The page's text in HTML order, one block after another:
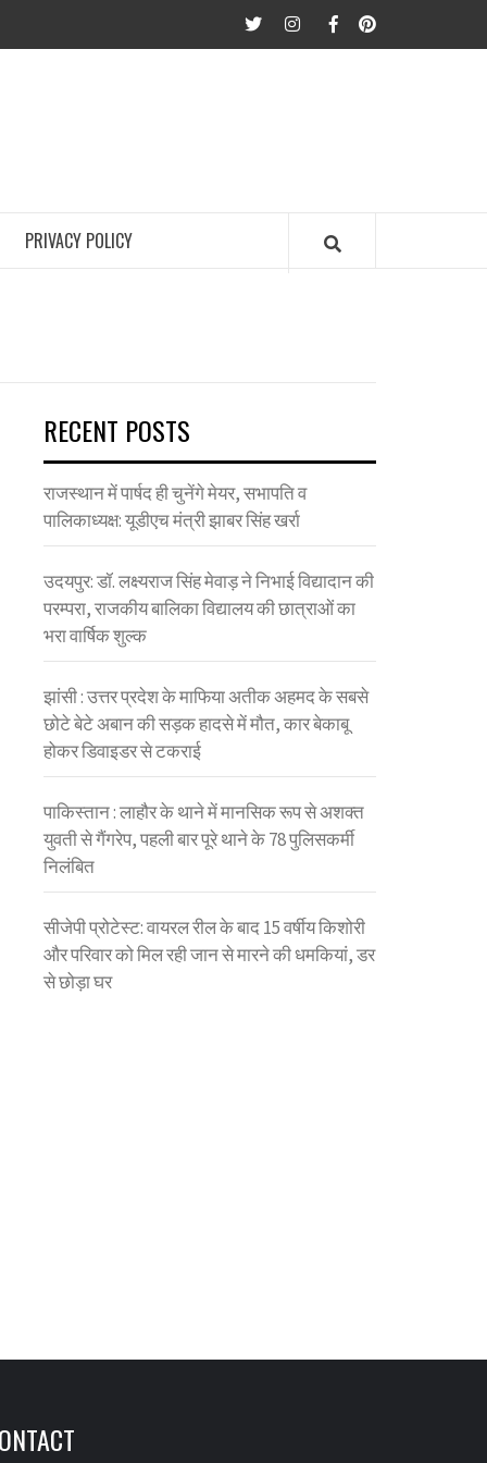
twitterInstagram
FacebookPinterest
PRIVACY POLICY
RECENT POSTS
राजस्थान में पार्षद ही चुनेंगे मेयर, सभापति व
पालिकाध्यक्ष: यूडीएच मंत्री झाबर सिंह खर्रा
उदयपुर: डॉ. लक्ष्यराज सिंह मेवाड़ ने निभाई विद्यादान की
परम्परा, राजकीय बालिका विद्यालय की छात्राओं का
भरा वार्षिक शुल्क
झांसी : उत्तर प्रदेश के माफिया अतीक अहमद के सबसे
छोटे बेटे अबान की सड़क हादसे में मौत, कार बेकाबू
होकर डिवाइडर से टकराई
पाकिस्तान : लाहौर के थाने में मानसिक रूप से अशक्त
युवती से गैंगरेप, पहली बार पूरे थाने के 78 पुलिसकर्मी
निलंबित
सीजेपी प्रोटेस्ट: वायरल रील के बाद 15 वर्षीय किशोरी
और परिवार को मिल रही जान से मारने की धमकियां, डर
से छोड़ा घर